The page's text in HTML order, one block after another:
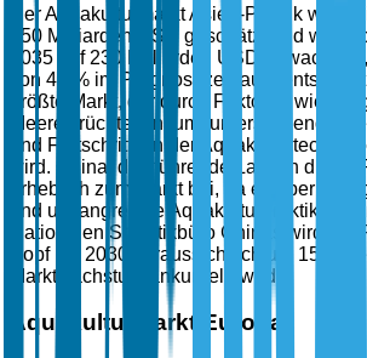
Der Aquakulturmarkt Asien-Pazifik wurde
150 Milliarden USD geschätzt und wird
2035 auf 230 Milliarden USD
von 4,5% im Prognosezeitraum
größte Markt, der durch Faktoren wie
Meeresfrüchtekonsum, unterstützende
und Fortschritte in der
wird. China, das führende Land in dieser
erheblich zum Markt bei, da es über eine
und umfangreiche Aquakulturpraktiken
Nationalen Statistikbüro Chinas wird der
Kopf bis 2030 voraussichtlich um 15%
Marktwachstum ankurbeln wird.
Aquakulturmarkt Europa